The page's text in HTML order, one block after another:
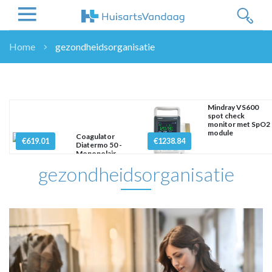
ZORGVERZEKERAARS
ICT
NASCHOLINGEN
ENQUÊTES
NHG
LHV
OPINIE
Home gezondheidsorganisatie
€619.01
Coagulator
Diatermo 50 -
Monopolair
€1238.84
Mindray VS600
spot check
monitor met SpO2
module
gezondheidsorganisatie